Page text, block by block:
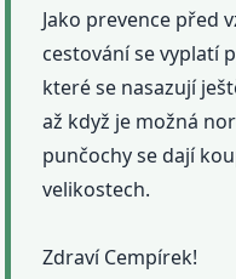
Jako prevence před
cestování se vyplatí
které se nasazují
až když je možná
punčochy se dají
velikostech.
Zdraví Cempírek!